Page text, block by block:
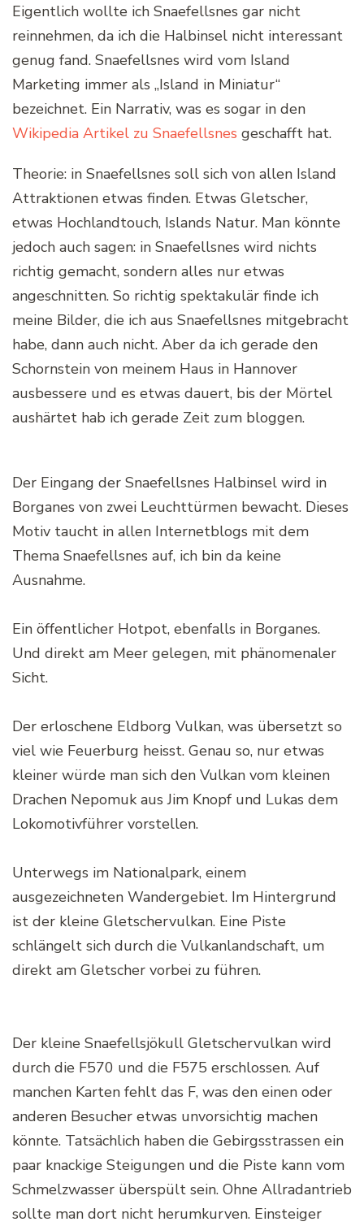
Eigentlich wollte ich Snaefellsnes gar nicht
reinnehmen, da ich die Halbinsel nicht interessant
genug fand. Snaefellsnes wird vom Island
Marketing immer als „Island in Miniatur“
bezeichnet. Ein Narrativ, was es sogar in den
Wikipedia Artikel zu Snaefellsnes geschafft hat.
Theorie: in Snaefellsnes soll sich von allen Island
Attraktionen etwas finden. Etwas Gletscher,
etwas Hochlandtouch, Islands Natur. Man könnte
jedoch auch sagen: in Snaefellsnes wird nichts
richtig gemacht, sondern alles nur etwas
angeschnitten. So richtig spektakulär finde ich
meine Bilder, die ich aus Snaefellsnes mitgebracht
habe, dann auch nicht. Aber da ich gerade den
Schornstein von meinem Haus in Hannover
ausbessere und es etwas dauert, bis der Mörtel
aushärtet hab ich gerade Zeit zum bloggen.
Der Eingang der Snaefellsnes Halbinsel wird in
Borganes von zwei Leuchttürmen bewacht. Dieses
Motiv taucht in allen Internetblogs mit dem
Thema Snaefellsnes auf, ich bin da keine
Ausnahme.
Ein öffentlicher Hotpot, ebenfalls in Borganes.
Und direkt am Meer gelegen, mit phänomenaler
Sicht.
Der erloschene Eldborg Vulkan, was übersetzt so
viel wie Feuerburg heisst. Genau so, nur etwas
kleiner würde man sich den Vulkan vom kleinen
Drachen Nepomuk aus Jim Knopf und Lukas dem
Lokomotivführer vorstellen.
Unterwegs im Nationalpark, einem
ausgezeichneten Wandergebiet. Im Hintergrund
ist der kleine Gletschervulkan. Eine Piste
schlängelt sich durch die Vulkanlandschaft, um
direkt am Gletscher vorbei zu führen.
Der kleine Snaefellsjökull Gletschervulkan wird
durch die F570 und die F575 erschlossen. Auf
manchen Karten fehlt das F, was den einen oder
anderen Besucher etwas unvorsichtig machen
könnte. Tatsächlich haben die Gebirgsstrassen ein
paar knackige Steigungen und die Piste kann vom
Schmelzwasser überspült sein. Ohne Allradantrieb
sollte man dort nicht herumkurven. Einsteiger